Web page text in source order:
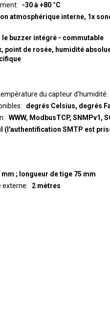
-30 à +80 °C
atmosphérique interne, 1x
le buzzer intégré - commutable
point de rosée, humidité
du capteur d'humidité
degrés Celsius, degrés
WWW, ModbusTCP, SNMPv1,
(l'authentification SMTP est
mm ; longueur de tige 75 mm
externe
2 mètres